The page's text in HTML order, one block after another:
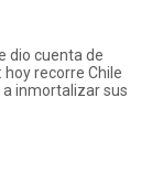
dio cuenta de
recorre Chile
inmortalizar sus